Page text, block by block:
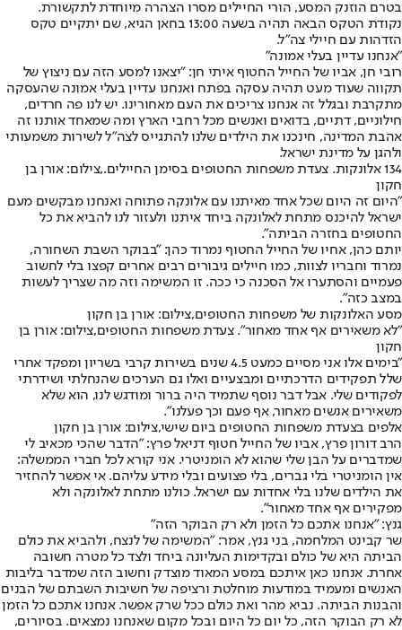
בטרם הוזנק המסע, הורי החיילים מסרו הצהרה מיוחדת לתקשורת.
נקודת הטקס הבאה תהיה בשעה 13:00 בחאן הגיא, שם יתקיים טקס
הזדהות עם חיילי צה"ל.
"אנחנו עדיין בעלי אמונה"
רובי חן, אביו של החייל החטוף איתי חן: "יצאנו למסע הזה עם ניצוץ של
תקווה שעוד מעט תהיה עסקה בפתח ואנחנו עדיין בעלי אמונה שהעסקה
מתקרבת ובגלל זה אנחנו צריכים את העם מאחורינו. יש לנו פה חרדים,
חילוניים, דתיים, בדואים ואנשים מכל רחבי הארץ ומה שמאחד אותנו זה
אהבת המדינה, חינכנו את הילדים שלנו להתגייס לצה״ל לשירות משמעותי
ולהגן על מדינת ישראל.
134 אלונקות. צעדת משפחות החטופים בסימן החיילים.,צילום: אורן בן
חקון
"היום זה היום שכל אחד מאיתנו עם אלונקה פתוחה ואנחנו מבקשים מעם
ישראל להיכנס מתחת לאלונקה ביחד איתנו ולעזור לנו להביא את כל
החטופים בחזרה הביתה".
יותם כהן, אחיו של החייל החטוף נמרוד כהן: ״בבוקר השבת השחורה,
נמרוד וחבריו לצוות, כמו חיילים גיבורים רבים אחרים קפצו בלי לחשוב
פעמיים והסתערו אל הסכנה כי ככה. זו המשימה וזה מה שצריך לעשות
במצב כזה".
מסע האלונקות של משפחות החטופים,צילום: אורן בן חקון
"לא משאירים אף אחד מאחור". צעדת משפחות החטופים,צילום: אורן בן
חקון
"בימים אלו אני מסיים כמעט 4.5 שנים בשירות קרבי בשריון ומפקד אחרי
שלל תפקידים הדרכתיים ומבצעיים ואלו גם הערכים שהנחלתי ושידרתי
לפקודים שלי. אבל דבר נוסף שתמיד היה ברור ומודגש לנו, הוא שלא
משאירים אנשים מאחור, אף פעם וכך פעלנו".
אלפים בצעדת משפחות החטופים ביום שישי,צילום: אורן בן חקון
הרב דורון פרץ, אביו של החייל חטוף דניאל פרץ: ״הדבר שהכי מכאיב לי
שמדברים על הבן שלי שהוא לא הומניטרי. אני קורא לכל חברי הממשלה:
אין הומניטרי בלי גברים, בלי פצועים ובלי מידע עליהם. אי אפשר להחזיר
את הילדים שלנו בלי אחדות עם ישראל. כולנו מתחת לאלונקה ולא
מפקירים אף אחד מאחור".
גנץ: "אנחנו אתכם כל הזמן ולא רק הבוקר הזה"
שר קבינט המלחמה, בני גנץ, אמר: "המשימה של לנצח, ולהביא את כולם
הביתה היא של כולם ובקדימות העליונה ביחד ולצד כל מטרה חשובה
אחרת. אנחנו כאן איתכם במסע המאוד מוצדק וחשוב הזה שמדבר בליבות
האנשים ומעמיד במודעות מוחלטת ורציפה של חשיבות השבתם של הבנים
והבנות הביתה. נביא מהר ואת כולם ככל שרק אפשר. אנחנו אתכם כל הזמן
לא רק הבוקר הזה, כל יום כל היום ובכל מקום שאנחנו נמצאים. בסיורים,